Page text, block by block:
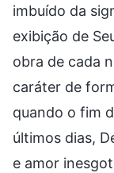
imbuído da
exibição de
obra de cada
caráter de
quando o fim
últimos dias,
e amor